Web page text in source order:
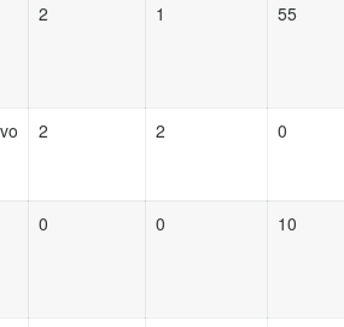
2 1 55
2 2 0
0 0 10